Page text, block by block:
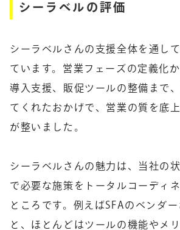
シーラベルの評価
シーラベルさんの支援全体を通し
ています。営業フェーズの定義化
導入支援、販促ツールの整備まで
てくれたおかげで、営業の質を底
が整いました。
シーラベルさんの魅力は、当社の
で必要な施策をトータルコーディ
ところです。例えばSFAのベンダ
と、ほとんどはツールの機能やメ